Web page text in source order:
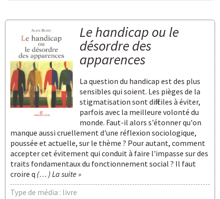
Le handicap ou le
désordre des
apparences
La question du handicap est des plus
sensibles qui soient. Les pièges de la
stigmatisation sont difficiles à éviter,
parfois avec la meilleure volonté du
monde. Faut-il alors s'étonner qu'on
manque aussi cruellement d'une réflexion sociologique,
poussée et actuelle, sur le thème ? Pour autant, comment
accepter cet évitement qui conduit à faire l'impasse sur des
traits fondamentaux du fonctionnement social ? Il faut
croire q (… ) La suite »
Type de média : livre